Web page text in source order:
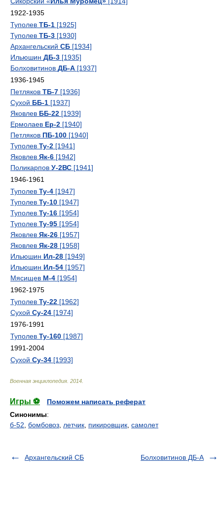
1922-1935
Туполев ТБ-1 [1925]
Туполев ТБ-3 [1930]
Архангельский СБ [1934]
Ильюшин ДБ-3 [1935]
Болховитинов ДБ-А [1937]
1936-1945
Петляков ТБ-7 [1936]
Сухой ББ-1 [1937]
Яковлев ББ-22 [1939]
Ермолаев Ер-2 [1940]
Петляков ПБ-100 [1940]
Туполев Ту-2 [1941]
Яковлев Як-6 [1942]
Поликарпов У-2ВС [1941]
1946-1961
Туполев Ту-4 [1947]
Туполев Ту-10 [1947]
Туполев Ту-16 [1954]
Туполев Ту-95 [1954]
Яковлев Як-26 [1957]
Яковлев Як-28 [1958]
Ильюшин Ил-28 [1949]
Ильюшин Ил-54 [1957]
Мясищев М-4 [1954]
1962-1975
Туполев Ту-22 [1962]
Сухой Су-24 [1974]
1976-1991
Туполев Ту-160 [1987]
1991-2004
Сухой Су-34 [1993]
Военная энциклопедия 2014
Игры ⚽
Поможем написать реферат
Синонимы:
б-52 бомбовоз летчик пикировщик самолет
Архангельский СБ Болховитинов ДБ-А